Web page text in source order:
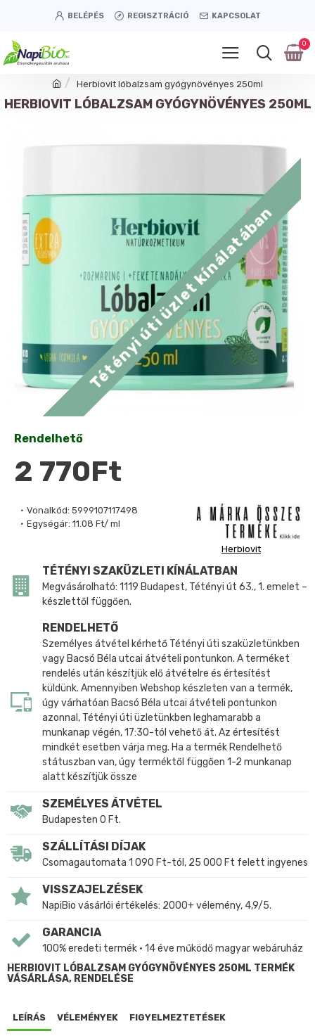
BELÉPÉS REGISZTRÁCIÓ KAPCSOLAT
0
Herbiovit lóbalzsam gyógynövényes 250ml
HERBIOVIT LÓBALZSAM GYÓGYNÖVÉNYES 250ML
Tétényi úti üzlet kínálatában
Vonalkód: 5999107117498
Egységár: 11.08 Ft/ ml
Herbiovit
Rendelhető
2 770Ft
TÉTÉNYI SZAKÜZLETI KÍNÁLATBAN
Megvásárolható: 1119 Budapest, Tétényi út 63., 1. emelet –
készlettől függően.
RENDELHETŐ
Személyes átvétel kérhető Tétényi úti szaküzletünkben
vagy Bacsó Béla utcai átvételi pontunkon. A terméket
rendelés után készítjük elő átvételre és értesítést
küldünk. Amennyiben Webshop készleten van a termék,
úgy várhatóan Bacsó Béla utcai átvételi pontunkon
azonnal, Tétényi úti üzletünkben leghamarabb a
munkanap végén, 17:30-tól vehető át. Az értesítést
mindkét esetben várja meg. Ha a termék Rendelhető
státuszban van, úgy terméktől függően 1-2 munkanap
alatt készítjük össze
SZEMÉLYES ÁTVÉTEL
Budapesten 0 Ft.
SZÁLLÍTÁSI DÍJAK
Csomagautomata 1 090 Ft-tól, 25 000 Ft felett ingyenes
VISSZAJELZÉSEK
NapiBio vásárlói értékelés: 2000+ vélemény, 4,9/5.
GARANCIA
100% eredeti termék • 14 éve működő magyar webáruház
HERBIOVIT LÓBALZSAM GYÓGYNÖVÉNYES 250ML TERMÉK
VÁSÁRLÁSA, RENDELÉSE
LEÍRÁS VÉLEMÉNYEK FIGYELMEZTETÉSEK